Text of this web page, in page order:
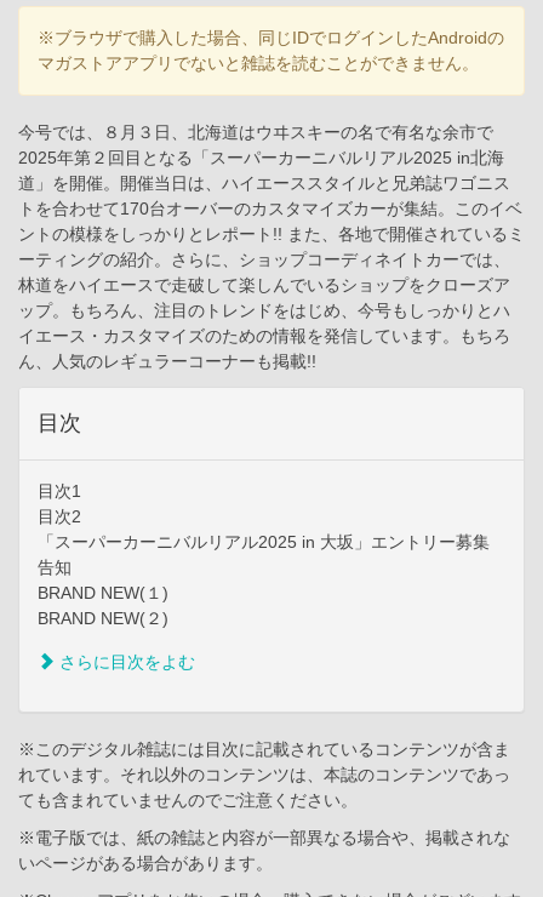
※ブラウザで購入した場合、同じIDでログインしたAndroidの
マガストアアプリでないと雑誌を読むことができません。
今号では、８月３日、北海道はウヰスキーの名で有名な余市で
2025年第２回目となる「スーパーカーニバルリアル2025 in北海
道」を開催。開催当日は、ハイエーススタイルと兄弟誌ワゴニス
トを合わせて170台オーバーのカスタマイズカーが集結。このイベ
ントの模様をしっかりとレポート!! また、各地で開催されているミ
ーティングの紹介。さらに、ショップコーディネイトカーでは、
林道をハイエースで走破して楽しんでいるショップをクローズア
ップ。もちろん、注目のトレンドをはじめ、今号もしっかりとハ
イエース・カスタマイズのための情報を発信しています。もちろ
ん、人気のレギュラーコーナーも掲載!!
目次
目次1
目次2
「スーパーカーニバルリアル2025 in 大坂」エントリー募集
告知
BRAND NEW(１)
BRAND NEW(２)
さらに目次をよむ
※このデジタル雑誌には目次に記載されているコンテンツが含ま
れています。それ以外のコンテンツは、本誌のコンテンツであっ
ても含まれていませんのでご注意ください。
※電子版では、紙の雑誌と内容が一部異なる場合や、掲載されな
いページがある場合があります。